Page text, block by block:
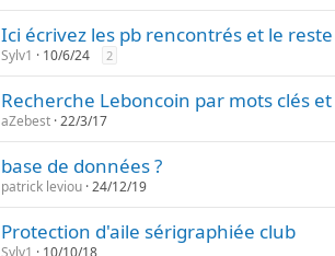
Ici écrivez les pb rencontrés et le
Sylv1 10/6/24 2
Recherche Leboncoin par mots clés
aZebest 22/3/17
base de données ?
patrick leviou 24/12/19
Protection d'aile sérigraphiée club
Sylv1 10/10/18